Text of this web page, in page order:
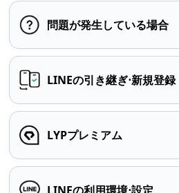
問題が発生している場合
LINEの引き継ぎ⋅新規登録
LYPプレミアム